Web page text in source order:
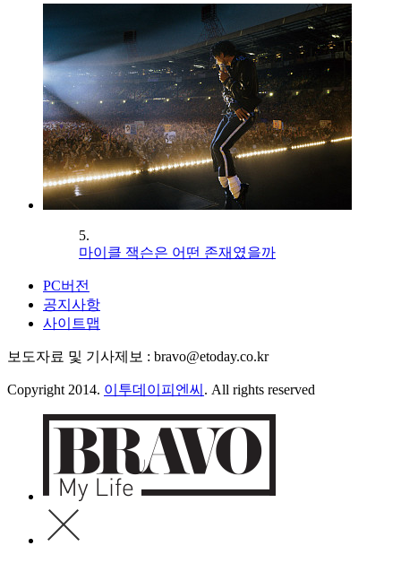
5.
마이클 잭슨은 어떤 존재였을까
PC버전
공지사항
사이트맵
보도자료 및 기사제보 : bravo@etoday.co.kr
Copyright 2014. 이투데이피엔씨 . All rights reserved